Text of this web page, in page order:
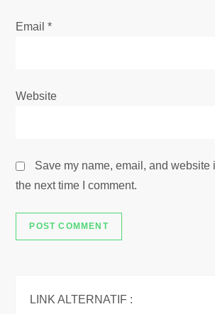
Email*
Website
Save my name, email, and website
the next time I comment.
LINK ALTERNATIF :